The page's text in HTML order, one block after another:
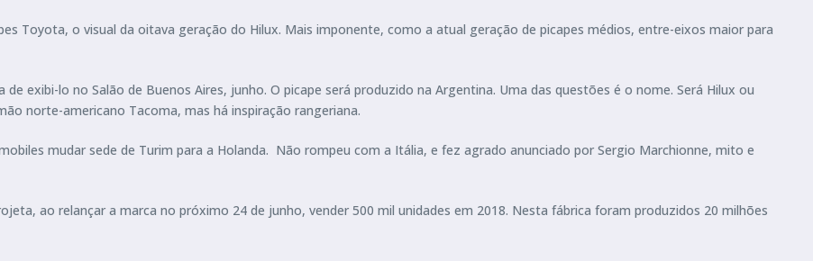
Toyota, o visual da oitava geração do Hilux. Mais imponente, como a atual geração de picapes médios, entre-eixos maior para
exibi-lo no Salão de Buenos Aires, junho. O picape será produzido na Argentina. Uma das questões é o nome. Será Hilux ou
norte-americano Tacoma, mas há inspiração rangeriana.
mudar sede de Turim para a Holanda. Não rompeu com a Itália, e fez agrado anunciado por Sergio Marchionne, mito e
ao relançar a marca no próximo 24 de junho, vender 500 mil unidades em 2018. Nesta fábrica foram produzidos 20 milhões